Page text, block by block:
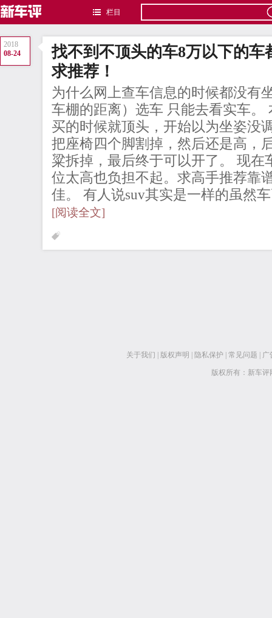
栏目
2018
08-24
找不到不顶头的车8万以下的
求推荐！
为什么网上查车信息的时候都没有
车棚的距离）选车 只能去看实车。
买的时候就顶头，开始以为坐姿没
把座椅四个脚割掉，然后还是高，
粱拆掉，最后终于可以开了。 现在
位太高也负担不起。求高手推荐靠
佳。 有人说suv其实是一样的虽然
[阅读全文]
关于我们 版权声明 隐私保护 常见问题 广
版权所有：新车评